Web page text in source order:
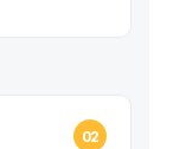
02